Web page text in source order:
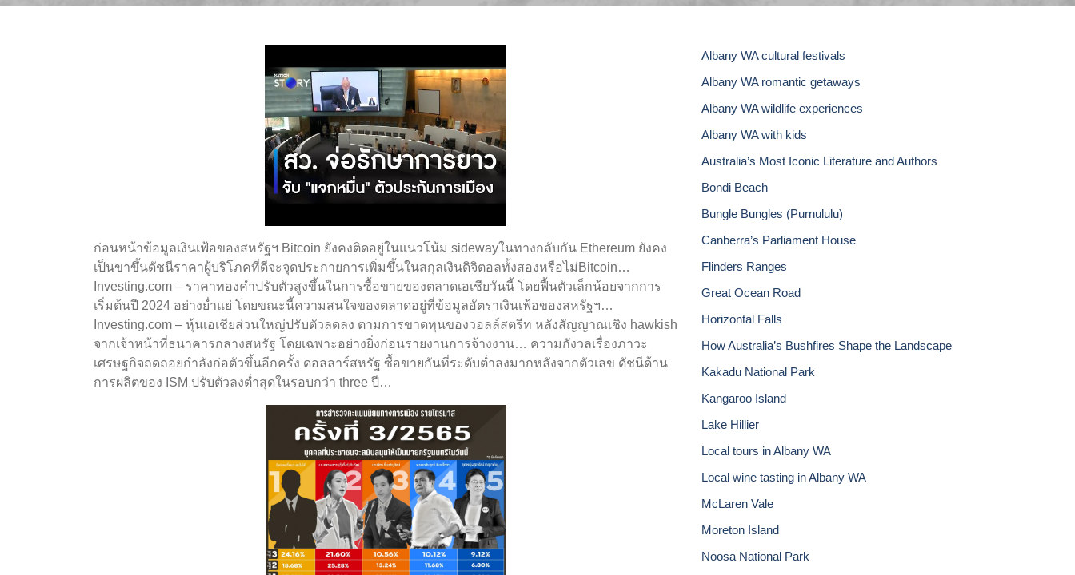
ก่อนหน้าข้อมูลเงินเฟ้อของสหรัฐฯ Bitcoin ยังคงติดอยู่ในแนวโน้ม sidewayในทางกลับกัน Ethereum ยังคง
เป็นขาขึ้นดัชนีราคาผู้บริโภคที่ดีจะจุดประกายการเพิ่มขึ้นในสกุลเงินดิจิตอลทั้งสองหรือไม่Bitcoin…
Investing.com – ราคาทองคำปรับตัวสูงขึ้นในการซื้อขายของตลาดเอเชียวันนี้ โดยฟื้นตัวเล็กน้อยจากการ
เริ่มต้นปี 2024 อย่างย่ำแย่ โดยขณะนี้ความสนใจของตลาดอยู่ที่ข้อมูลอัตราเงินเฟ้อของสหรัฐฯ…
Investing.com – หุ้นเอเชียส่วนใหญ่ปรับตัวลดลง ตามการขาดทุนของวอลล์สตรีท หลังสัญญาณเชิง hawkish
จากเจ้าหน้าที่ธนาคารกลางสหรัฐ โดยเฉพาะอย่างยิ่งก่อนรายงานการจ้างงาน… ความกังวลเรื่องภาวะ
เศรษฐกิจถดถอยกำลังก่อตัวขึ้นอีกครั้ง ดอลลาร์สหรัฐ ซื้อขายกันที่ระดับต่ำลงมากหลังจากตัวเลข ดัชนีด้าน
การผลิตของ ISM ปรับตัวลงต่ำสุดในรอบกว่า three ปี…
Albany WA cultural festivals
Albany WA romantic getaways
Albany WA wildlife experiences
Albany WA with kids
Australia’s Most Iconic Literature and Authors
Bondi Beach
Bungle Bungles (Purnululu)
Canberra’s Parliament House
Flinders Ranges
Great Ocean Road
Horizontal Falls
How Australia’s Bushfires Shape the Landscape
Kakadu National Park
Kangaroo Island
Lake Hillier
Local tours in Albany WA
Local wine tasting in Albany WA
McLaren Vale
Moreton Island
Noosa National Park